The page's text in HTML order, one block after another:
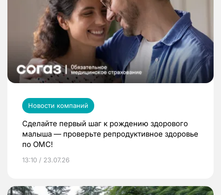
Новости компаний
Сделайте первый шаг к рождению здорового
малыша — проверьте репродуктивное здоровье
по ОМС!
13:10 / 23.07.26